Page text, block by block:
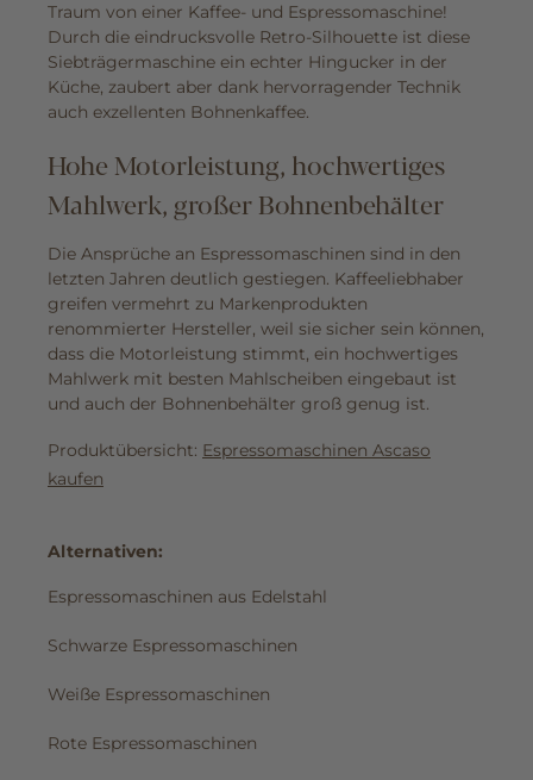
Traum von einer Kaffee- und Espressomaschine!
Durch die eindrucksvolle Retro-Silhouette ist diese
Siebträgermaschine ein echter Hingucker in der
Küche, zaubert aber dank hervorragender Technik
auch exzellenten Bohnenkaffee.
Hohe Motorleistung, hochwertiges
Mahlwerk, großer Bohnenbehälter
Die Ansprüche an Espressomaschinen sind in den
letzten Jahren deutlich gestiegen. Kaffeeliebhaber
greifen vermehrt zu Markenprodukten
renommierter Hersteller, weil sie sicher sein können,
dass die Motorleistung stimmt, ein hochwertiges
Mahlwerk mit besten Mahlscheiben eingebaut ist
und auch der Bohnenbehälter groß genug ist.
Produktübersicht: Espressomaschinen Ascaso
kaufen
Alternativen:
Espressomaschinen aus Edelstahl
Schwarze Espressomaschinen
Weiße Espressomaschinen
Rote Espressomaschinen